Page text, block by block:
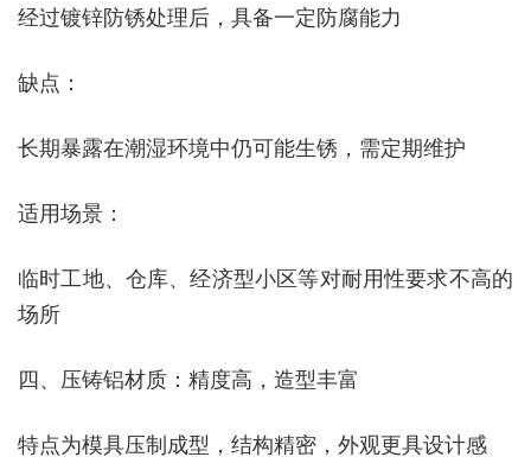
经过镀锌防锈处理后，具备一定防腐能力
‌缺点‌：
长期暴露在潮湿环境中仍可能生锈，需定期维护
‌适用场景‌：
临时工地、仓库、经济型小区等对耐用性要求不高的
场所
四、压铸铝材质：精度高，造型丰富
特点为模具压制成型，结构精密，外观更具设计感